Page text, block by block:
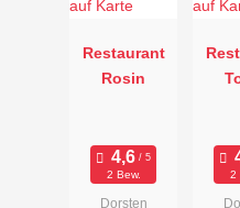
Restaurant
Rosin
2 Bew.
Dorsten
2